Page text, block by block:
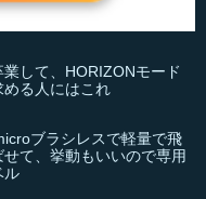
して、HORIZONモード
る人にはこれ
ブラシレスで軽量で飛
て、挙動もいいので専用
ル